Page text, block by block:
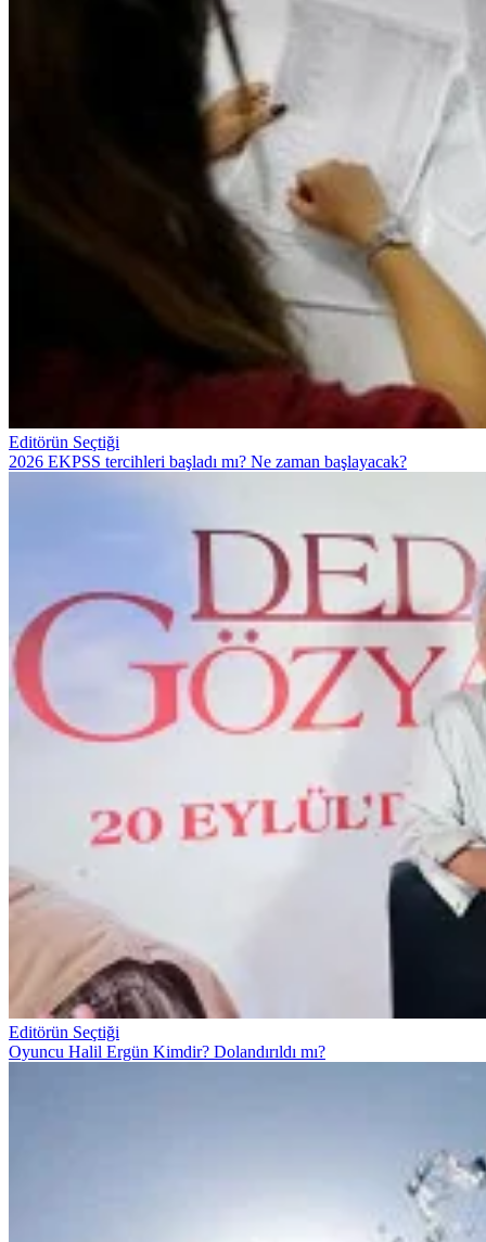
Editörün Seçtiği
2026 EKPSS tercihleri başladı mı? Ne zaman başlayacak?
Editörün Seçtiği
Oyuncu Halil Ergün Kimdir? Dolandırıldı mı?